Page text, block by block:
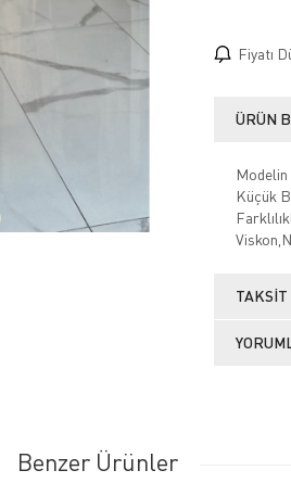
Fiyatı
ÜRÜN
Modelin
Küçük
TAKSIT
Benzer Ürünler